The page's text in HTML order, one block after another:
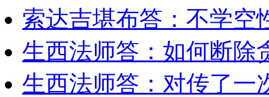
索达吉堪布答：​不学空
生西法师答：如何断除
生西法师答：对传了一